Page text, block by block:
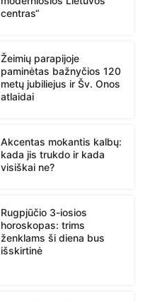
centras“
Žeimių parapijoje
paminėtas bažnyčios 120
metų jubiliejus ir Šv. Onos
atlaidai
Akcentas mokantis kalbų:
kada jis trukdo ir kada
visiškai ne?
Rugpjūčio 3-iosios
horoskopas: trims
ženklams ši diena bus
išskirtinė